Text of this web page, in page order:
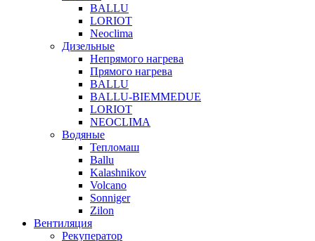
BALLU
LORIOT
Neoclima
Дизельные
Непрямого нагрева
Прямого нагрева
BALLU
BALLU-BIEMMEDUE
LORIOT
NEOCLIMA
Водяные
Тепломаш
Ballu
Kalashnikov
Volcano
Sonniger
Zilon
Вентиляция
Рекуператор